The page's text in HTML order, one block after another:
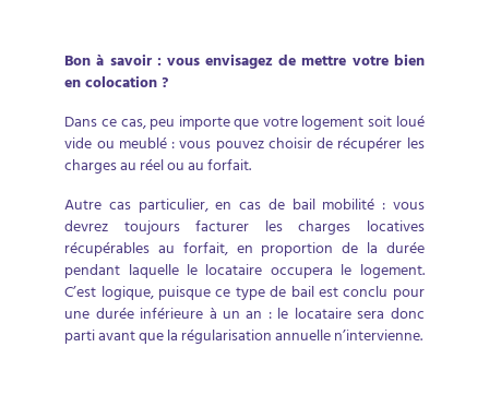
Bon à savoir : vous envisagez de mettre votre bien
en colocation ?
Dans ce cas, peu importe que votre logement soit loué
vide ou meublé : vous pouvez choisir de récupérer les
charges au réel ou au forfait.
Autre cas particulier, en cas de bail mobilité : vous
devrez toujours facturer les charges locatives
récupérables au forfait, en proportion de la durée
pendant laquelle le locataire occupera le logement.
C’est logique, puisque ce type de bail est conclu pour
une durée inférieure à un an : le locataire sera donc
parti avant que la régularisation annuelle n’intervienne.